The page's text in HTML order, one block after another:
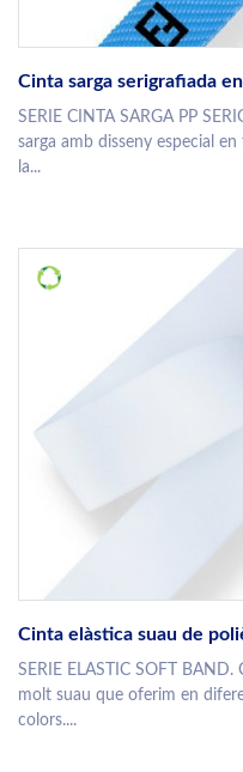
Cinta sarga serigrafiada
SERIE CINTA SARGA PP
sarga amb disseny especial
la...
Cinta elàstica suau de
SERIE ELASTIC SOFT BAND.
molt suau que oferim en
colors....